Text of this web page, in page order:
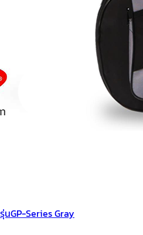
นGP-Series Gray